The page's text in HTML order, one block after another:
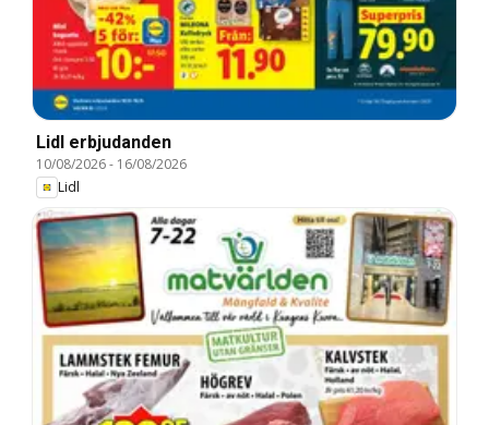
Lidl erbjudanden
10/08/2026- 16/08/2026
Lidl